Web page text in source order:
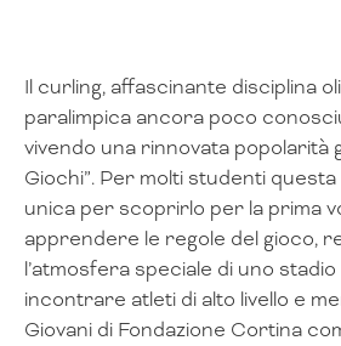
Il curling, affascinante disciplina
paralimpica ancora poco
vivendo una rinnovata popolarità
Giochi”. Per molti studenti
unica per scoprirlo per la prima
apprendere le regole del gioco,
l’atmosfera speciale di uno
incontrare atleti di alto livello e
Giovani di Fondazione Cortina